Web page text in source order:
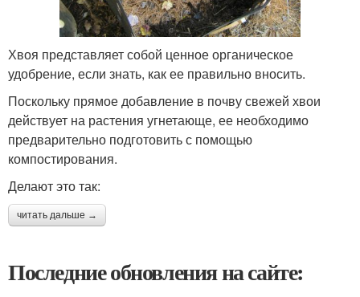
Хвоя представляет собой ценное органическое
удобрение, если знать, как ее правильно вносить.
Поскольку прямое добавление в почву свежей хвои
действует на растения угнетающе, ее необходимо
предварительно подготовить с помощью
компостирования.
Делают это так:
читать дальше →
Последние обновления на сайте: